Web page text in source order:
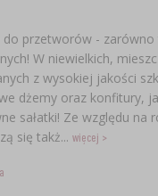
do przetworów - zarówno
W niewielkich,
z wysokiej jakości
dżemy oraz konfitury,
sałatki! Ze względu na
się takż... więcej >